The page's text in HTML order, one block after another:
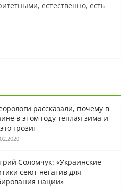
естественно, есть
рассказали, почему в
в этом году теплая зима и
грозит
Соломчук: «Украинские
сеют негатив для
нации»